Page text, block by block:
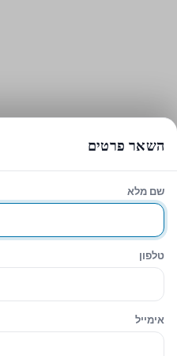
סגירה
Sidebar
will be hidden. Drag and drop
השאר פרטים
שם מלא
טלפון
אימייל